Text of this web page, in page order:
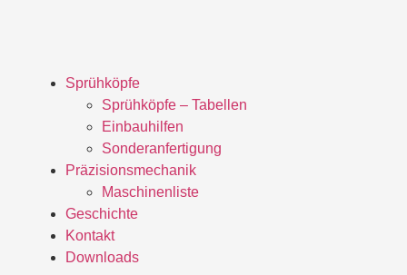
Sprühköpfe
Sprühköpfe – Tabellen
Einbauhilfen
Sonderanfertigung
Präzisionsmechanik
Maschinenliste
Geschichte
Kontakt
Downloads